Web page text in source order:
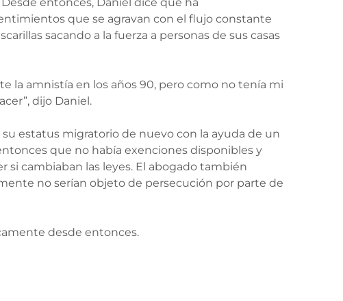
entonces, Daniel dice que ha
que se agravan con el flujo constante
sacando a la fuerza a personas de sus casas
la amnistía en los años 90, pero como no tenía mi
dijo Daniel.
estatus migratorio de nuevo con la ayuda de un
que no había exenciones disponibles y
si cambiaban las leyes. El abogado también
no serían objeto de persecución por parte de
desde entonces.